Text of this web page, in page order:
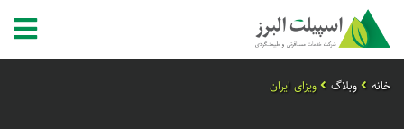
خانه وبلاگ ویزای ایران